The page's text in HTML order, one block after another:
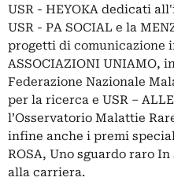
USR - HEYOKA dedicati
USR - PA SOCIAL e la
progetti di comunicazione
ASSOCIAZIONI UNIAMO,
Federazione Nazionale
per la ricerca e USR –
l’Osservatorio Malattie
infine anche i premi
ROSA, Uno sguardo raro
alla carriera.